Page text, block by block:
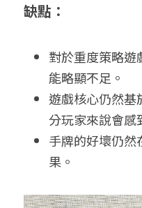
缺點：
對於重度策略遊
能略顯不足。
遊戲核心仍然基
分玩家來說會感
手牌的好壞仍然
果。